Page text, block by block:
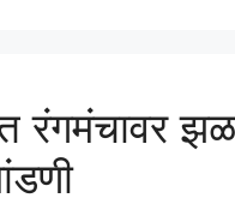
रंगमंचावर